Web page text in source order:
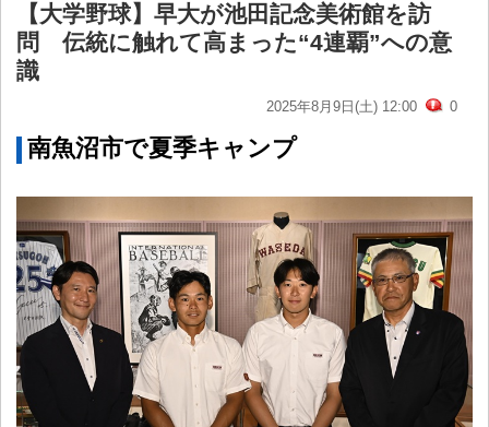
【大学野球】早大が池田記念美術館を訪
問 伝統に触れて高まった“4連覇”への意
識
2025年8月9日(土) 12:00 0
南魚沼市で夏季キャンプ